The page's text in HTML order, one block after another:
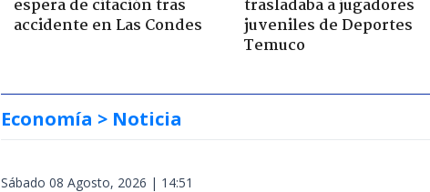
espera de citación tras
accidente en Las Condes
trasladaba a jugadores
juveniles de Deportes
Temuco
Economía > Noticia
Sábado 08 Agosto, 2026 | 14:51